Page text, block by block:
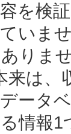
を検
いま
りませ
は、
ータ
情報1